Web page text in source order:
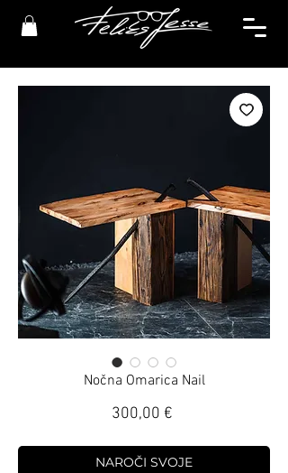
Nočna Omarica Nail
300,00 €Price
NAROČI SVOJE